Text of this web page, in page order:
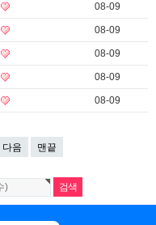
08-09
08-09
08-09
08-09
08-09
다음 맨끝